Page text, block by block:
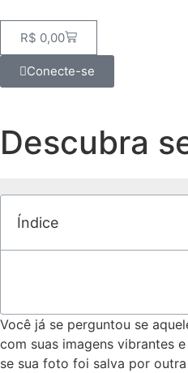
R$ 0,00
Conecte-se
Descubra
Índice
Você já ‍se perguntou se
com​ suas imagens vibrantes
se‌ sua foto foi salva​ por‌